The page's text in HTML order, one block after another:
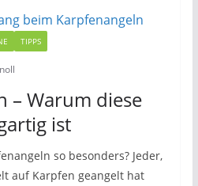
TIPPS
– Warum diese
ist
so besonders? Jeder,
auf Karpfen geangelt hat